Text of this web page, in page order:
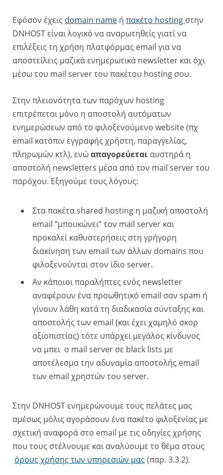
Εφόσον έχεις domain name ή πακέτο hosting στην
DNHOST είναι λογικό να αναρωτηθείς γιατί να
επιλέξεις τη χρήση πλατφόρμας email για να
αποστείλεις μαζικά ενημερωτικά newsletter και όχι
μέσω του mail server του πακέτου hosting σου.
Στην πλειονότητα των παρόχων hosting
επιτρέπεται μόνο η αποστολή αυτόματων
ενημερώσεων από το φιλοξενούμενο website (πχ
email κατόπιν εγγραφής χρήστη, παραγγελίας,
πληρωμών κτλ), ενώαπαγορεύεται αυστηρά η
αποστολή newsletters μέσα από τον mail server του
παρόχου. Εξηγούμε τους λόγους:
Στα πακέτα shared hosting η μαζική αποστολή
email “μπουκώνει” τον mail server και
προκαλεί καθυστερήσεις στη γρήγορη
διακίνηση των email των άλλων domains που
φιλοξενούνται στον ίδιο server.
Αν κάποιοι παραλήπτες ενός newsletter
αναφέρουν ένα προωθητικό email σαν spam ή
γίνουν λάθη κατά τη διαδικασία σύνταξης και
αποστολής των email (και έχει χαμηλό σκορ
αξιοπιστίας) τότε υπάρχει μεγάλος κίνδυνος
να μπει ο mail server σε black lists με
αποτέλεσμα την αδυναμία αποστολής email
των email χρηστών του server.
Στην DNHOST ενημερώνουμε τους πελάτες μας
αμέσως μόλις αγοράσουν ένα πακέτο φιλοξενίας με
σχετική αναφορά στο email με τις οδηγίες χρήσης
που τους στέλνουμε και αναλύουμε το θέμα στους
όρους χρήσης των υπηρεσιών μας(παρ. 3.3.2).